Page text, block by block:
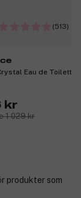
(513)
Eau de Toilette
kr
1 029 kr
produkter som